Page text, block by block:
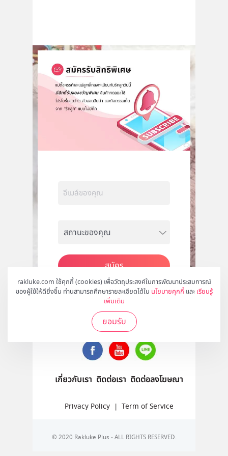
rakluke.com ใช้คุกกี้ (cookies) เพื่อวัตถุประสงค์ในการพัฒนาประสบการณ์
ของผู้ใช้ให้ดียิ่งขึ้น ท่านสามารถศึกษารายละเอียดได้ใน นโยบายคุกกี้ และ เรียนรู้
เพิ่มเติม
ยอมรับ
สมัคร
ติดตามเราได้ที่
เกี่ยวกับเรา ติดต่อเรา ติดต่อลงโฆษณา
Privacy Policy | Term of Service
© 2020 Rakluke Plus - ALL RIGHTS RESERVED.